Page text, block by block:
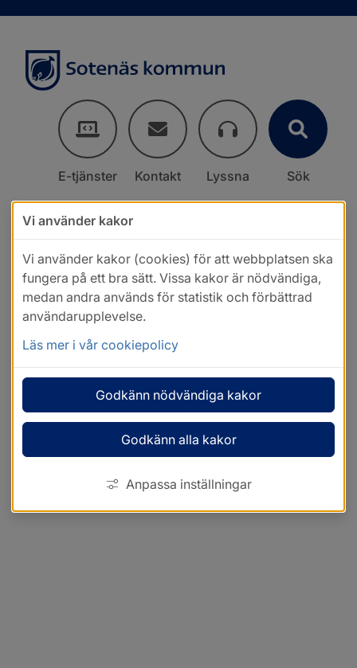
E-tjänster Kontakt Lyssna Sök
Vi använder kakor
Vi använder kakor (cookies) för att webbplatsen ska
fungera på ett bra sätt. Vissa kakor är nödvändiga,
medan andra används för statistik och förbättrad
användarupplevelse.
Läs mer i vår cookiepolicy
Godkänn nödvändiga kakor
Godkänn alla kakor
Anpassa inställningar